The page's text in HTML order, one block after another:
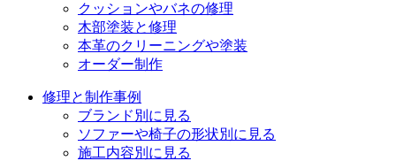
クッションやバネの修理
木部塗装と修理
本革のクリーニングや塗装
オーダー制作
修理と制作事例
ブランド別に見る
ソファーや椅子の形状別に見る
施工内容別に見る